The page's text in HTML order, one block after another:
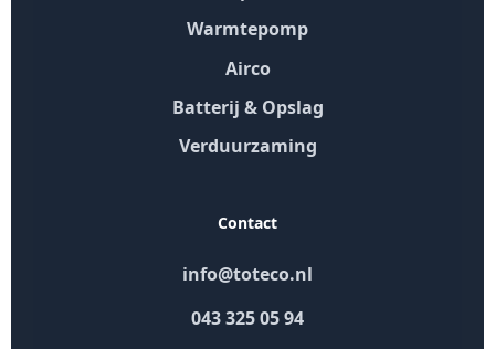
Warmtepomp
Airco
Batterij & Opslag
Verduurzaming
Contact
info@toteco.nl
043 325 05 94